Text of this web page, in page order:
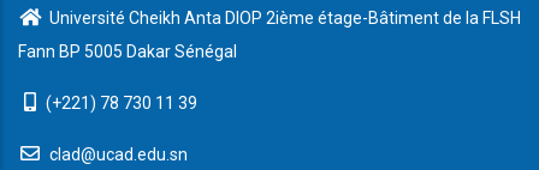
Université Cheikh Anta DIOP 2ième étage-Bâtiment de la FLSH
Fann BP 5005 Dakar Sénégal
(+221) 78 730 11 39
clad@ucad.edu.sn